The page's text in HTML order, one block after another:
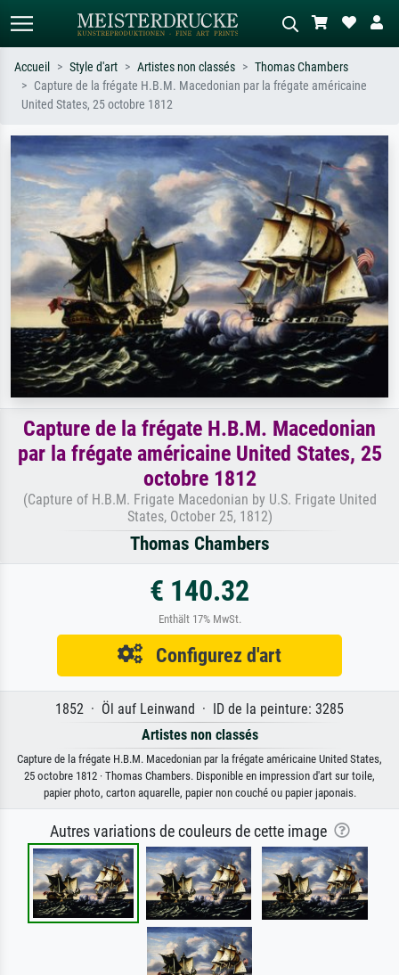
Recherche standard
ex. Monet, Nuit étoilée,
impressionnisme, vague de Hokusai,
abstrait avec beaucoup de rouge,
tableau sombre, nu debout près d'un
arbre.
Accueil Style d'art Artistes non classés
Thomas Chambers
Capture de la frégate H.B.M. Macedonian par la frégate américaine
United States, 25 octobre 1812
Capture de la frégate H.B.M. Macedonian
par la frégate américaine United States, 25
octobre 1812
(Capture of H.B.M. Frigate Macedonian by U.S. Frigate United
States, October 25, 1812)
Thomas Chambers
€ 140.32
Enthält 17% MwSt.
Configurez d'art
1852 · Öl auf Leinwand · ID de la peinture: 3285
Artistes non classés
Capture de la frégate H.B.M. Macedonian par la frégate américaine United States,
25 octobre 1812 · Thomas Chambers. Disponible en impression d'art sur toile,
papier photo, carton aquarelle, papier non couché ou papier japonais.
Autres variations de couleurs de cette image